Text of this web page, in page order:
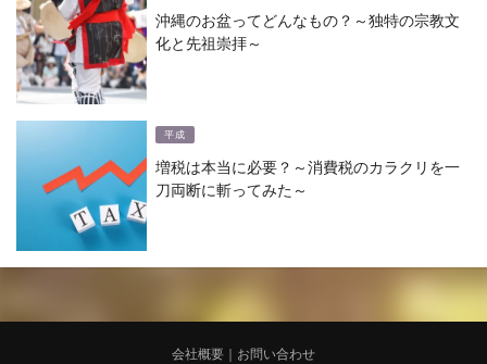
沖縄のお盆ってどんなもの？～独特の宗教文
化と先祖崇拝～
平成
増税は本当に必要？～消費税のカラクリを一
刀両断に斬ってみた～
会社概要 お問い合わせ